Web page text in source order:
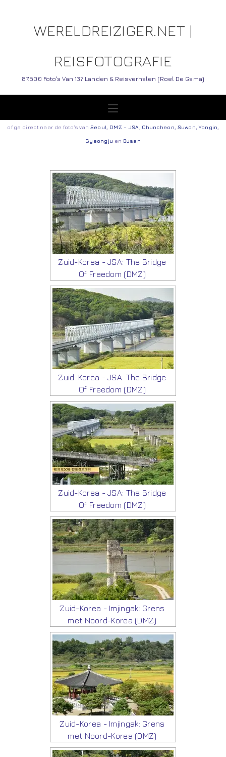
WERELDREIZIGER.NET |
REISFOTOGRAFIE
87.500 Foto's Van 137 Landen & Reisverhalen (Roel De Gama)
of ga direct naar de foto’s van Seoul DMZ – JSA Chuncheon Suwon ,Yongin
Gyeongju en Busan
Zuid-Korea - JSA: The Bridge
Of Freedom (DMZ)
Zuid-Korea - JSA: The Bridge
Of Freedom (DMZ)
Zuid-Korea - JSA: The Bridge
Of Freedom (DMZ)
Zuid-Korea - Imjingak: Grens
met Noord-Korea (DMZ)
Zuid-Korea - Imjingak: Grens
met Noord-Korea (DMZ)